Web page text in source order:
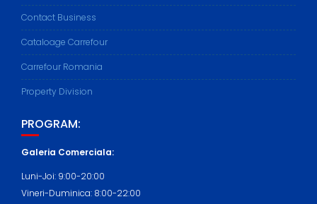
Contact Business
Cataloage Carrefour
Carrefour Romania
Property Division
PROGRAM:
Galeria Comerciala:
Luni-Joi: 9:00-20:00
Vineri-Duminica: 8:00-22:00